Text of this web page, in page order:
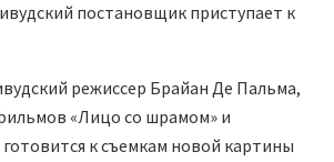
постановщик приступает к
режиссер Брайан Де Пальма,
«Лицо со шрамом» и
к съемкам новой картины